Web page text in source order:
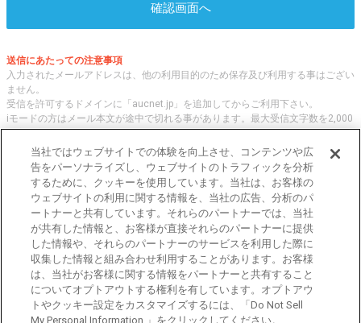
確認画面へ
送信にあたっての注意事項
入力されたメールアドレスは、他の利用目的のため保存及び利用する事はござい
ません。
受信を許可するドメインに「aucnet.jp」を追加してからご利用下さい。
iモードの方はメール本文が途中で切れる事があります。最大受信文字数を2,000
文字へ変更してご利用ください
オークネット.jpでは、全国の中古車について、 「評価点と星の数」の情報をも
とに、信頼性の高い中古車情報を提供しています。
車種・エリア・走行距離等の基本的な中古車の状態から、「評価点と星の数」に
よる検索、装備品等のオプション等の詳細検索等、こだわりの中古車を様々な角
度から探すことが可能です。 国内外の各メーカー・車種を多く取り揃え、皆さ
まに安心と信頼の全国の中古車についての情報をお届け致します。
東京都公安委員会許可 第301001105434号
当社ではウェブサイトでの体験を向上させ、コンテンツや広
告をパーソナライズし、ウェブサイトのトラフィックを分析
するために、クッキーを使用しています。当社は、お客様の
ウェブサイトの利用に関する情報を、当社の広告、分析のパ
ートナーと共有しています。それらのパートナーでは、当社
が共有した情報と、お客様が直接それらのパートナーに提供
した情報や、それらのパートナーのサービスを利用した際に
収集した情報と組み合わせ利用することがあります。お客様
は、当社がお客様に関する情報をパートナーと共有すること
についてオプトアウトする権利を有しています。オプトアウ
トやクッキー設定をカスタマイズするには、「Do Not Sell
My Personal Information 」をクリックしてください。